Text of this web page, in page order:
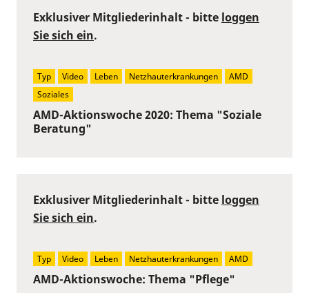
AMD-Aktionswoche 2020: Thema "Soziale
Beratung"
Exklusiver Mitgliederinhalt - bitte loggen
Sie sich ein.
Typ Video Leben Netzhauterkrankungen
AMD
Soziales
AMD-Aktionswoche: Thema "Pflege"
Exklusiver Mitgliederinhalt - bitte loggen
Sie sich ein.
Typ Video Leben Netzhauterkrankungen AMD